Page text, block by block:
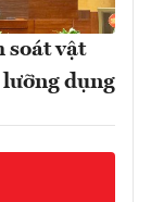
soát vật
dụng